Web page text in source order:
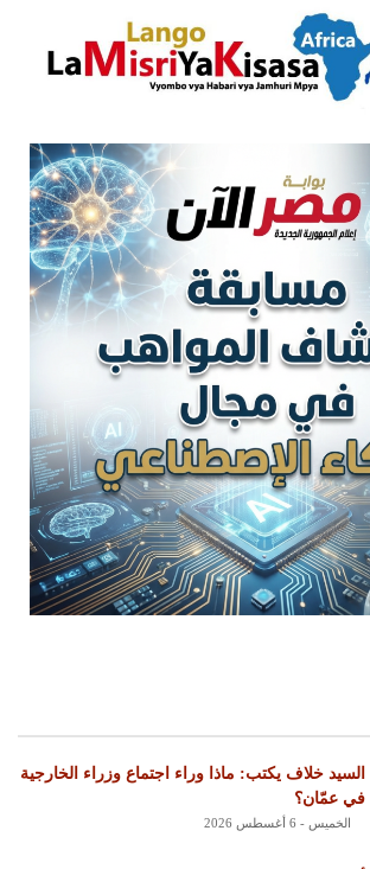
السيد خلاف يكتب: ماذا وراء اجتماع وزراء الخارجية
في عمّان؟
الخميس - 6 أغسطس 2026